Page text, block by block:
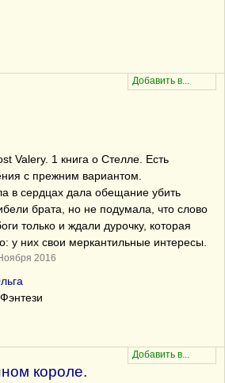
Valery. 1 книга о Стелле. Есть
с прежним вариантом.
в сердцах дала обещание убить
брата, но не подумала, что слово
только и ждали дурочку, которая
у них свои меркантильные интересы.
2016
короле.